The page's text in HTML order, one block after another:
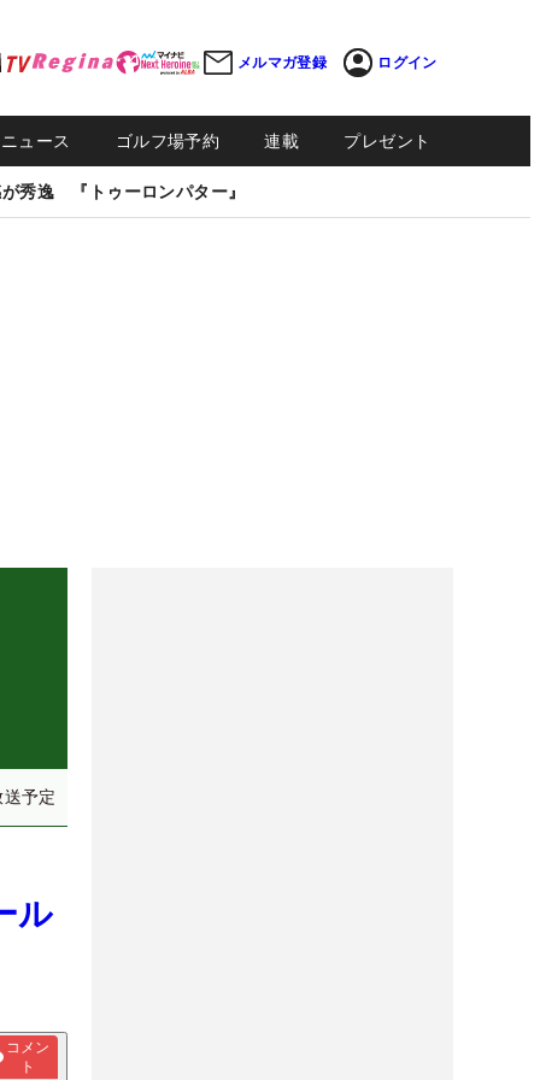
メルマガ登録 ログイン
ュース ゴルフ場予約 連載 プレゼント
秀逸 『トゥーロンパター』
予定
ル
コメン
ト